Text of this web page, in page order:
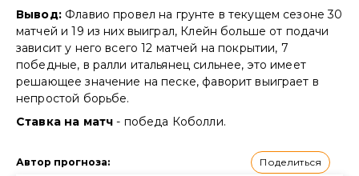
Вывод:Флавио провел на грунте в текущем сезоне 30
матчей и 19 из них выиграл, Клейн больше от подачи
зависит у него всего 12 матчей на покрытии, 7
победные, в ралли итальянец сильнее, это имеет
решающее значение на песке, фаворит выиграет в
непростой борьбе.
Ставка на матч - победа Коболли.
Автор прогноза: Поделиться